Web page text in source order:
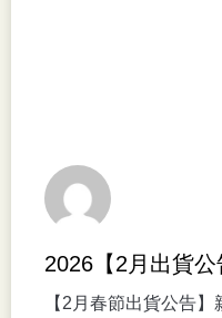
2026【2月出貨公
【2月春節出貨公告